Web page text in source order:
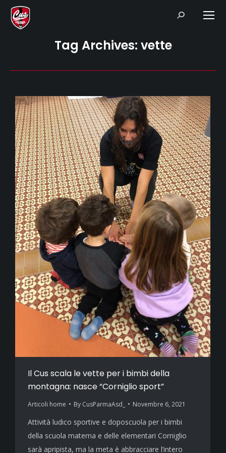
Search:
Tag Archives: vette
Il Cus scala le vette per i bimbi della
montagna: nasce “Corniglio sport”
Articoli home By CusParmaAsd_ Novembre 6, 2021
Attività ludico sportive e doposcuola per i bimbi
della scuola materna e delle elementari Corniglio
sarà apripista, ma la meta è abbracciare l’intero